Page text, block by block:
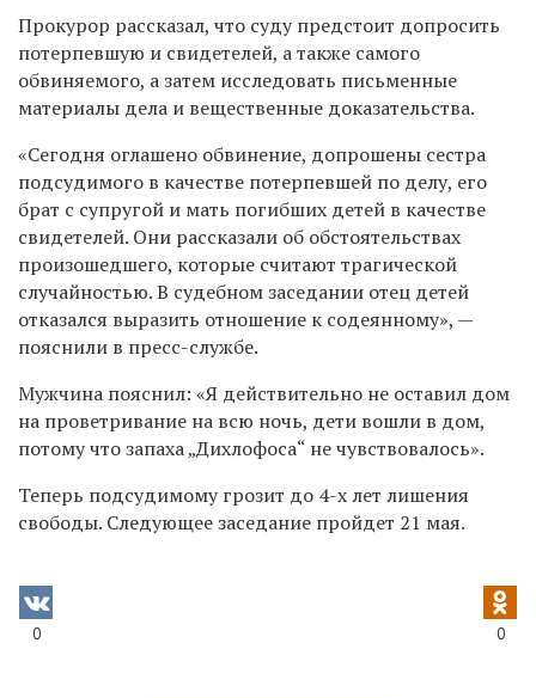
Прокурор рассказал, что суду предстоит допросить
потерпевшую и свидетелей, а также самого
обвиняемого, а затем исследовать письменные
материалы дела и вещественные доказательства.
«Сегодня оглашено обвинение, допрошены сестра
подсудимого в качестве потерпевшей по делу, его
брат с супругой и мать погибших детей в качестве
свидетелей. Они рассказали об обстоятельствах
произошедшего, которые считают трагической
случайностью. В судебном заседании отец детей
отказался выразить отношение к содеянному», —
пояснили в пресс-службе.
Мужчина пояснил: «Я действительно не оставил дом
на проветривание на всю ночь, дети вошли в дом,
потому что запаха „Дихлофоса“ не чувствовалось».
Теперь подсудимому грозит до 4-х лет лишения
свободы. Следующее заседание пройдет 21 мая.
0 0